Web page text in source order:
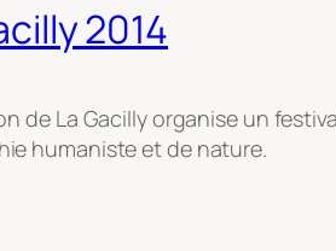
2014
de La Gacilly organise un
humaniste et de nature.